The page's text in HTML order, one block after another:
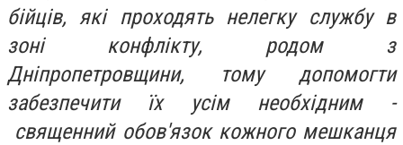
бійців, які проходять нелегку службу в
зоні конфлікту, родом з
Дніпропетровщини, тому допомогти
забезпечити їх усім необхідним -
священний обов'язок кожного мешканця